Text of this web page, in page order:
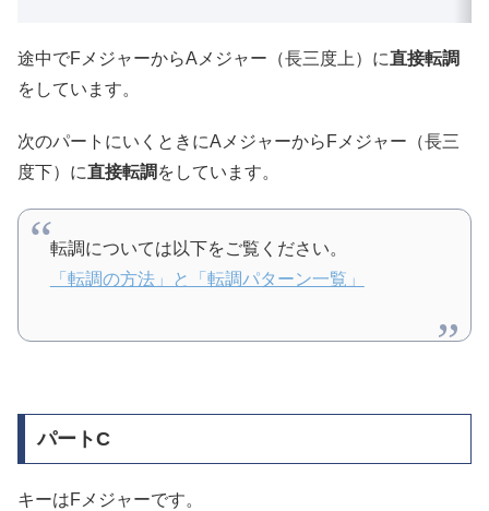
途中でFメジャーからAメジャー（長三度上）に直接転調
をしています。
次のパートにいくときにAメジャーからFメジャー（長三
度下）に直接転調 をしています。
転調については以下をご覧ください。
「転調の方法」と「転調パターン一覧」
パートC
キーはFメジャーです。